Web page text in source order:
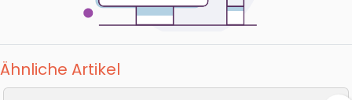
Ähnliche Artikel